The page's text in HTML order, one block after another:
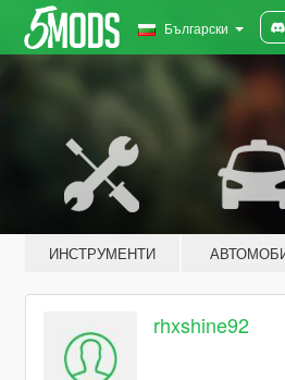
Български
ИНСТРУМЕНТИ
rhxshine92